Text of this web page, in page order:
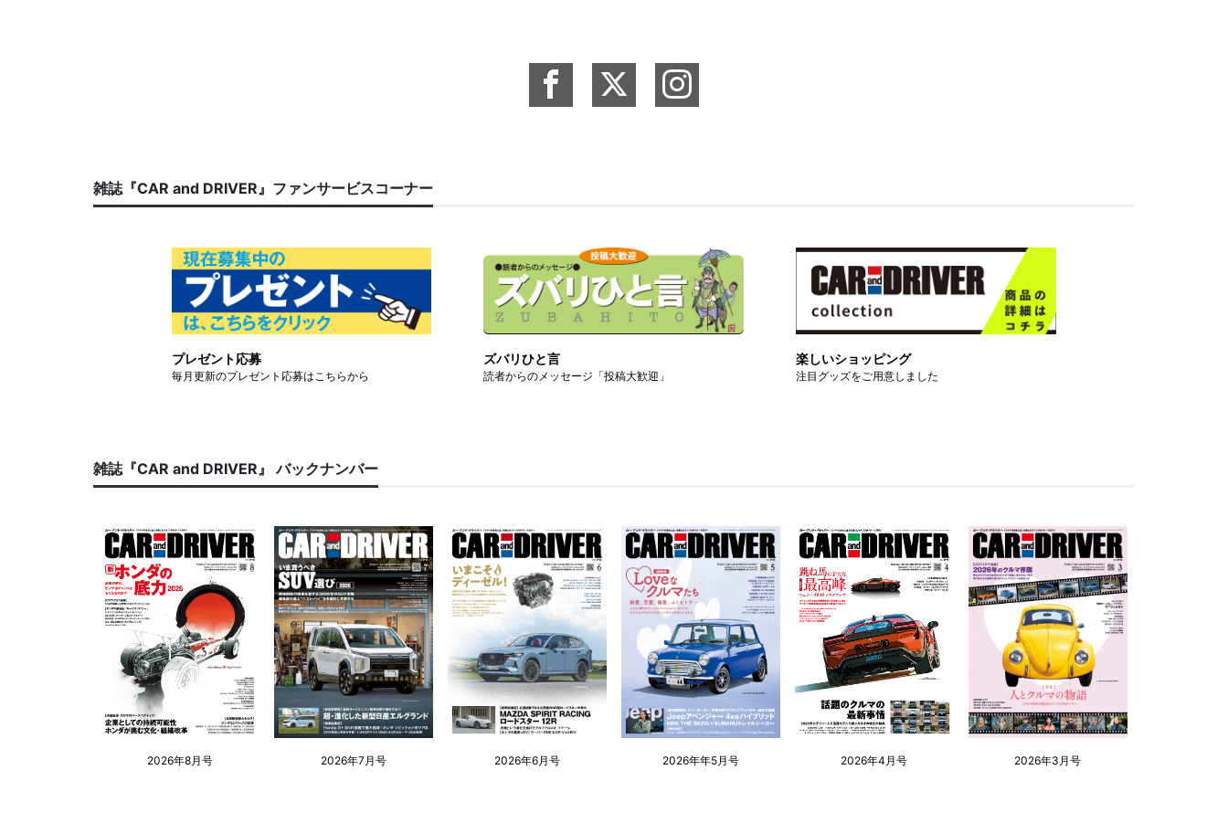
雑誌『CAR and DRIVER』ファンサービスコーナー
プレゼント応募
毎月更新のプレゼント応募はこちらから
ズバリひと言
読者からのメッセージ「投稿大歓迎」
楽しいショッピング
注目グッズをご用意しました
雑誌『CAR and DRIVER』 バックナンバー
2026年8月号 2026年7月号 2026年6月号 2026年年5月号 2026年4月号 2026年3月号